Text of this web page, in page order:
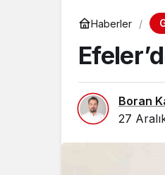
Haberler
Boran
27